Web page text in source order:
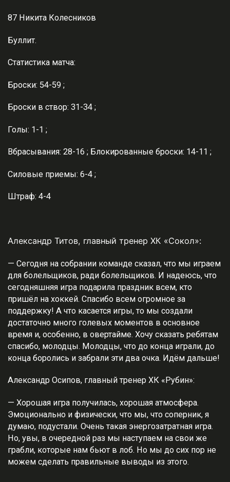
87 Никита Колесников
Буллит.
Статистика матча:
Броски: 54-59 ;
Броски в створ: 31-34 ;
Голы: 1-1 ;
Вбрасывания: 28-16 ; Блокированные броски: 14-11 ;
Силовые приемы: 6-4 ;
Штраф: 4-4
Александр Титов, главный тренер ХК «Сокол»:
— Сегодня на собрании команде сказал, что мы играем
для болельщиков, ради болельщиков. И надеюсь, что
сегодняшняя игра подарила праздник всем, кто
пришёл на хоккей. Спасибо всем огромное за
поддержку! А что касается игры, то мы создали
достаточно много голевых моментов в основное
время и, особенно, в овертайме. Хочу сказать ребятам
спасибо, молодцы. Молодцы, что до конца играли, до
конца боролись и забрали эти два очка. Идём дальше!
Александр Осипов, главный тренер ХК «Рубин»:
— Хорошая игра получилась, хорошая атмосфера.
Эмоционально и физически, что мы, что соперник, я
думаю, подустали. Очень такая энергозатратная игра.
Но, увы, в очередной раз мы наступаем на свои же
грабли, которые нам бьют в лоб. Но мы до сих пор не
можем сделать правильные выводы из этого.